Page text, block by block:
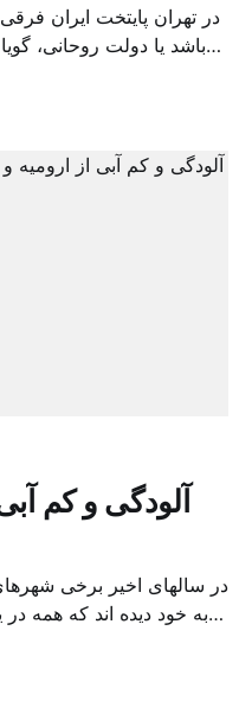
در تهران پایتخت ایران
باشد یا دولت روحانی،
در جدیدترین تصمیم از
آلودگی و کم
در سالهای اخیر برخی
به خود دیده اند که همه
اصلی آن مسائل مربوط به